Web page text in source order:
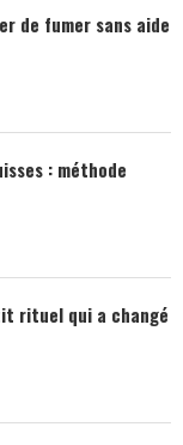
de fumer sans aide
: méthode
rituel qui a changé